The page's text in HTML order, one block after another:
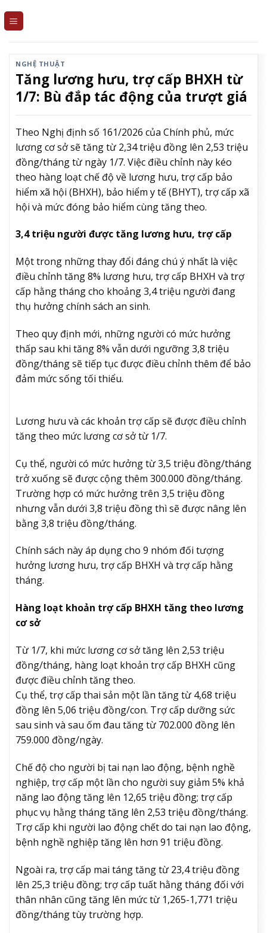
NGHỆ THUẬT
Tăng lương hưu, trợ cấp BHXH từ
1/7: Bù đắp tác động của trượt giá
Theo Nghị định số 161/2026 của Chính phủ, mức
lương cơ sở sẽ tăng từ 2,34 triệu đồng lên 2,53 triệu
đồng/tháng từ ngày 1/7. Việc điều chỉnh này kéo
theo hàng loạt chế độ về lương hưu, trợ cấp bảo
hiểm xã hội (BHXH), bảo hiểm y tế (BHYT), trợ cấp xã
hội và mức đóng bảo hiểm cùng tăng theo.
3,4 triệu người được tăng lương hưu, trợ cấp
Một trong những thay đổi đáng chú ý nhất là việc
điều chỉnh tăng 8% lương hưu, trợ cấp BHXH và trợ
cấp hằng tháng cho khoảng 3,4 triệu người đang
thụ hưởng chính sách an sinh.
Theo quy định mới, những người có mức hưởng
thấp sau khi tăng 8% vẫn dưới ngưỡng 3,8 triệu
đồng/tháng sẽ tiếp tục được điều chỉnh thêm để bảo
đảm mức sống tối thiểu.
Lương hưu và các khoản trợ cấp sẽ được điều chỉnh
tăng theo mức lương cơ sở từ 1/7.
Cụ thể, người có mức hưởng từ 3,5 triệu đồng/tháng
trở xuống sẽ được cộng thêm 300.000 đồng/tháng.
Trường hợp có mức hưởng trên 3,5 triệu đồng
nhưng vẫn dưới 3,8 triệu đồng thì sẽ được nâng lên
bằng 3,8 triệu đồng/tháng.
Chính sách này áp dụng cho 9 nhóm đối tượng
hưởng lương hưu, trợ cấp BHXH và trợ cấp hằng
tháng.
Hàng loạt khoản trợ cấp BHXH tăng theo lương
cơ sở
Từ 1/7, khi mức lương cơ sở tăng lên 2,53 triệu
đồng/tháng, hàng loạt khoản trợ cấp BHXH cũng
được điều chỉnh tăng theo.
Cụ thể, trợ cấp thai sản một lần tăng từ 4,68 triệu
đồng lên 5,06 triệu đồng/con. Trợ cấp dưỡng sức
sau sinh và sau ốm đau tăng từ 702.000 đồng lên
759.000 đồng/ngày.
Chế độ cho người bị tai nạn lao động, bệnh nghề
nghiệp, trợ cấp một lần cho người suy giảm 5% khả
năng lao động tăng lên 12,65 triệu đồng; trợ cấp
phục vụ hằng tháng tăng lên 2,53 triệu đồng/tháng.
Trợ cấp khi người lao động chết do tai nạn lao động,
bệnh nghề nghiệp tăng lên hơn 91 triệu đồng.
Ngoài ra, trợ cấp mai táng tăng từ 23,4 triệu đồng
lên 25,3 triệu đồng; trợ cấp tuất hằng tháng đối với
thân nhân cũng tăng lên mức từ 1,265-1,771 triệu
đồng/tháng tùy trường hợp.